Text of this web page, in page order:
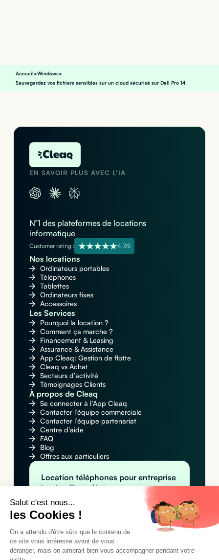
Salut c'est nous...
les Cookies !
On a attendu d'être sûrs que le contenu de
ce site vous intéresse avant de vous
déranger, mais on aimerait bien vous accompagner pendant votre
Accueil>Windows>
Sauvegardez vos fichiers sensibles sur un cloud sécurisé sur Dell Pro 14
EN SAVOIR PLUS AVEC L'IA
N°1 des plateformes de locations
informatique
Customer rating : 4,7/5
Nos locations
Ordinateurs portables
Téléphones
Tablettes
Ordinateurs fixes
Accessoires
Les Services
Pourquoi la location ?
Comment ça marche ?
Financement & Leasing
Assurance & Assistance
App Cleaq: Gestion de flotte
Cleaq vs Achat
Secteurs d’activité
Témoignages Clients
À propos de Cleaq
Se connecter à l’App Cleaq
Contacter l’équipe commerciale
Contacter l’équipe partenariat
Centre d’aide
FAQ
Blog
Offres aux particuliers
Location téléphones pour entreprise
Location iPhone 16
Location Samsung Galaxy S25
Location MacBook pour entreprise
Location Apple MacBook Pro 14" M4
Location Apple MacBook Air M4
Location MacBook Air 15" M4
Location tablettes pour entreprise